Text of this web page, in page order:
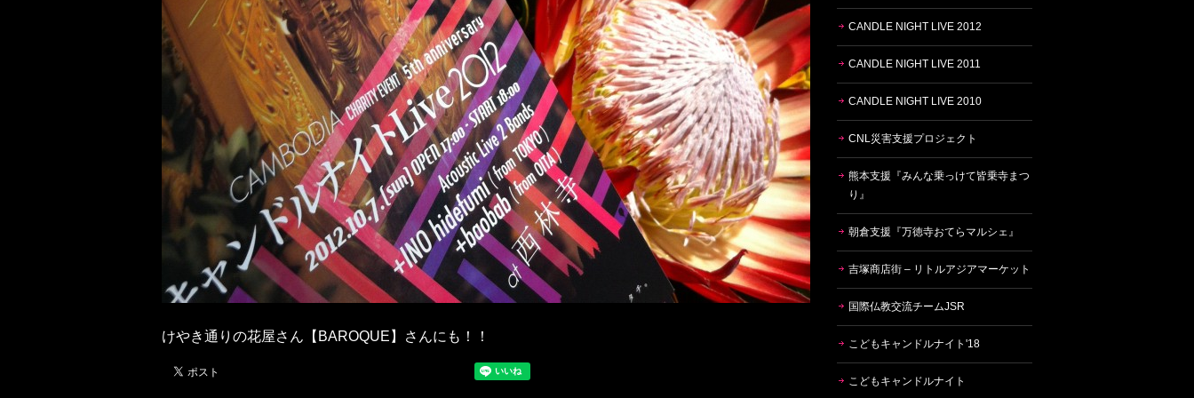
けやき通りの花屋さん【BAROQUE】さんにも！！
CANDLE NIGHT LIVE 2012
CANDLE NIGHT LIVE 2011
CANDLE NIGHT LIVE 2010
CNL災害支援プロジェクト
熊本支援『みんな乗っけて皆乗寺まつ
り』
朝倉支援『万徳寺おてらマルシェ』
吉塚商店街 – リトルアジアマーケット
国際仏教交流チームJSR
こどもキャンドルナイト'18
こどもキャンドルナイト